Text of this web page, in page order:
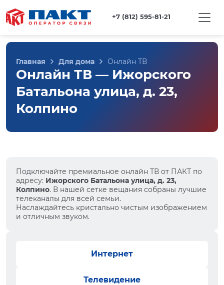
+7 (812) 595-81-21
Главная Для дома Онлайн ТВ
Онлайн ТВ — Ижорского
Батальона улица, д. 23,
Колпино
Подключайте премиальное онлайн ТВ от ПАКТ по
адресу: Ижорского Батальона улица, д. 23,
Колпино. В нашей сетке вещания собраны лучшие
телеканалы для всей семьи.
Наслаждайтесь кристально чистым изображением
и отличным звуком.
Интернет
Телевидение